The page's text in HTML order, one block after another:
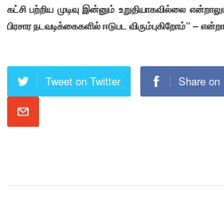
கட்சி பற்றிய முடிவு இன்னும் உறுதியாகவில்லை
பிரசார நடவடிக்கைகளில் ஈடுபட விரும்புகிறோம்” –
Tweet on Twitter Share on